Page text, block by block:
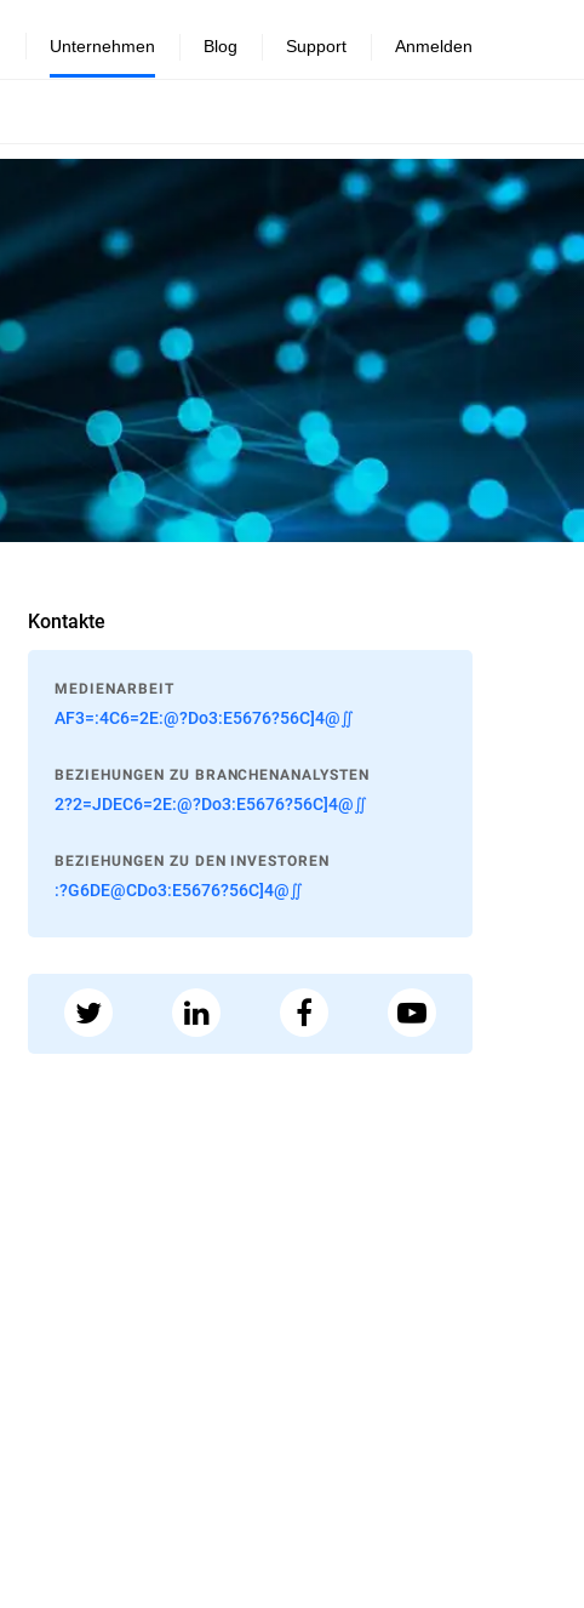
Unternehmen Blog Support Anmelden
Kontakte
MEDIENARBEIT
AF3=:4C6=2E:@?Do3:E5676?56C]4@∬
BEZIEHUNGEN ZU BRANCHENANALYSTEN
2?2=JDEC6=2E:@?Do3:E5676?56C]4@∬
BEZIEHUNGEN ZU DEN INVESTOREN
:?G6DE@CDo3:E5676?56C]4@∬